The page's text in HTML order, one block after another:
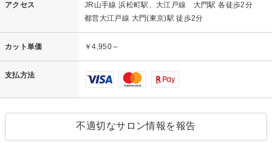
アクセス
JR山手線 浜松町駅、大江戸線 大門駅 各徒歩2分
都営大江戸線 大門(東京)駅 徒歩2分
カット単価 ￥4,950～
支払方法
不適切なサロン情報を報告